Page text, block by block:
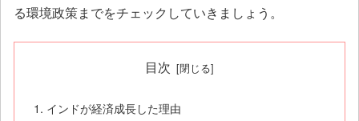
る環境政策までをチェックしていきましょう。
目次
インドが経済成長した理由